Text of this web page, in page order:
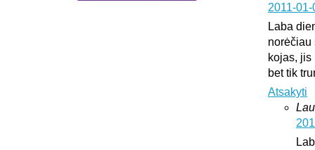
2011-
Laba
norėčiau
kojas,
bet tik
Atsakyti